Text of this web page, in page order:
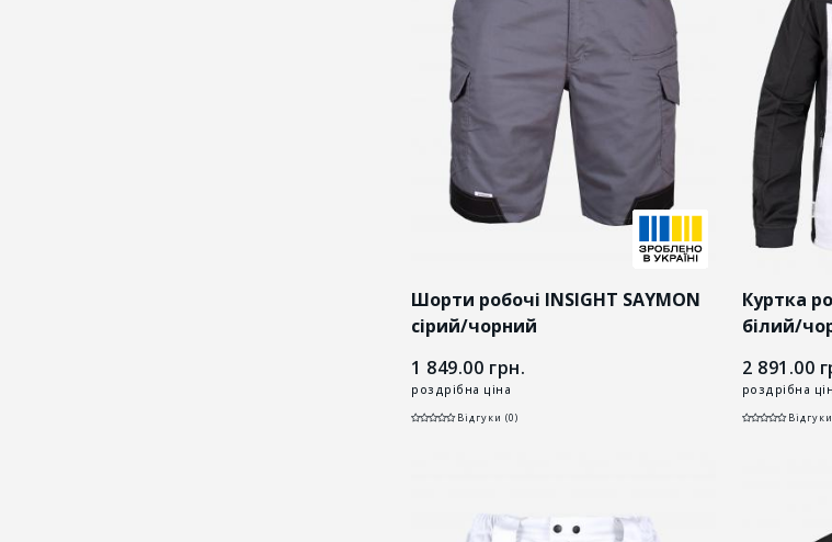
Шорти робочі INSIGHT SAYMON
cірий/чорний
1 849.00 грн.
роздрібна ціна
Відгуки (0)
Куртка
білий/
2 891.00
роздрібна